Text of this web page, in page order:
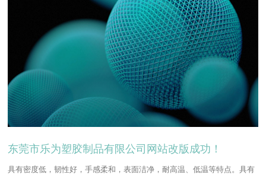
东莞市乐为塑胶制品有限公司网站改版成功！
具有密度低，韧性好，手感柔和，表面洁净，耐高温、低温等特点。具有